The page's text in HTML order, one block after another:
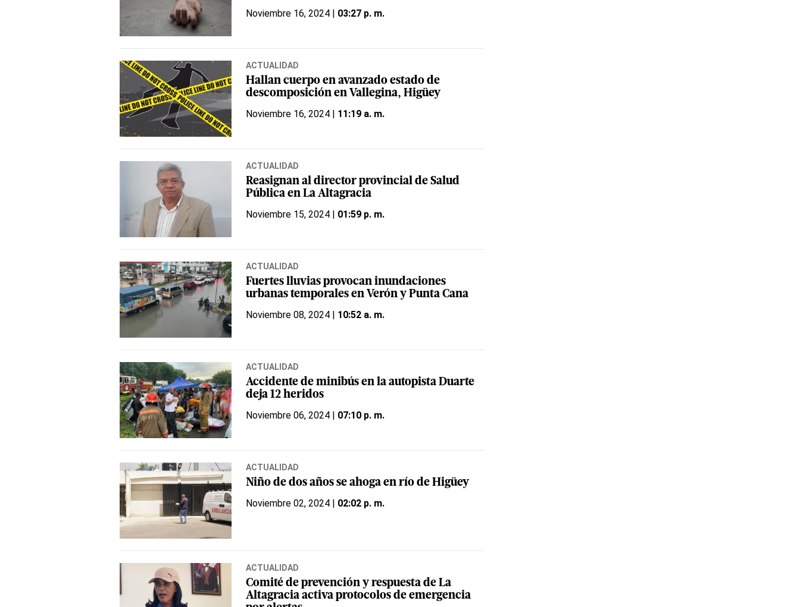
Noviembre 16, 2024 | 03:27 p. m.
ACTUALIDAD
Hallan cuerpo en avanzado estado de
descomposición en Vallegina, Higüey
Noviembre 16, 2024 | 11:19 a. m.
ACTUALIDAD
Reasignan al director provincial de Salud
Pública en La Altagracia
Noviembre 15, 2024 | 01:59 p. m.
ACTUALIDAD
Fuertes lluvias provocan inundaciones
urbanas temporales en Verón y Punta Cana
Noviembre 08, 2024 | 10:52 a. m.
ACTUALIDAD
Accidente de minibús en la autopista Duarte
deja 12 heridos
Noviembre 06, 2024 | 07:10 p. m.
ACTUALIDAD
Niño de dos años se ahoga en río de Higüey
Noviembre 02, 2024 | 02:02 p. m.
ACTUALIDAD
Comité de prevención y respuesta de La
Altagracia activa protocolos de emergencia